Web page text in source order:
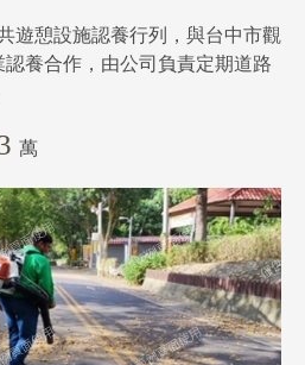
遊憩設施認養行列，與台中市觀
養合作，由公司負責定期道路
萬